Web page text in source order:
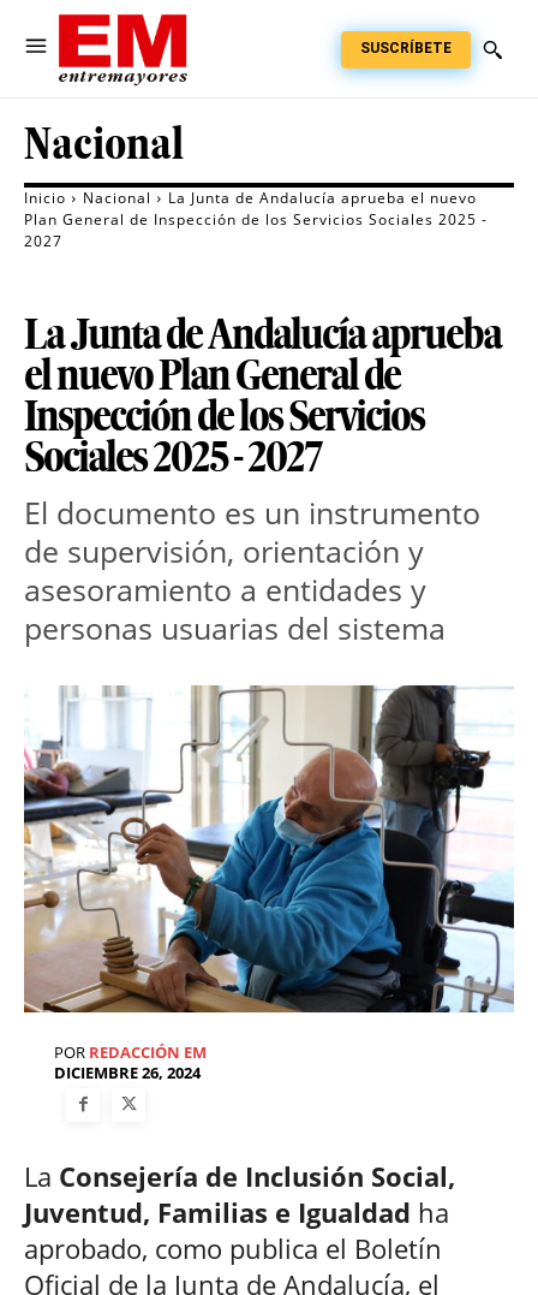
SUSCRÍBETE
Nacional
Inicio Nacional
La Junta de Andalucía aprueba el nuevo
Plan General de Inspección de los Servicios Sociales 2025 -
2027
La Junta de Andalucía aprueba
el nuevo Plan General de
Inspección de los Servicios
Sociales 2025 - 2027
El documento es un instrumento
de supervisión, orientación y
asesoramiento a entidades y
POR REDACCIÓN EM
DICIEMBRE 26, 2024
La Consejería de Inclusión Social,
Juventud, Familias e Igualdad ha
aprobado, como publica el Boletín
Oficial de la Junta de Andalucía, el